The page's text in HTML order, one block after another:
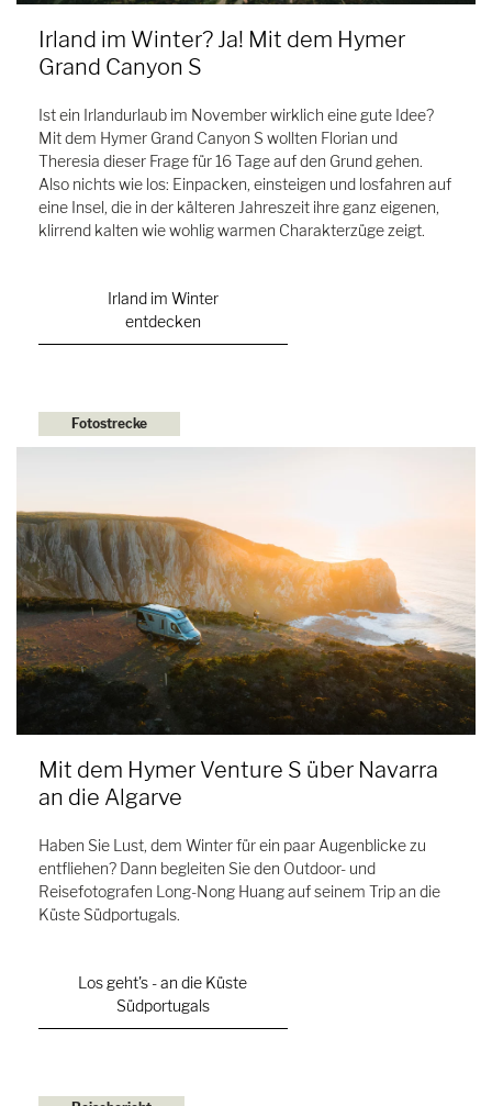
Irland im Winter? Ja! Mit dem Hymer
Grand Canyon S
Ist ein Irlandurlaub im November wirklich eine gute Idee?
Mit dem Hymer Grand Canyon S wollten Florian und
Theresia dieser Frage für 16 Tage auf den Grund gehen.
Also nichts wie los: Einpacken, einsteigen und losfahren auf
eine Insel, die in der kälteren Jahreszeit ihre ganz eigenen,
klirrend kalten wie wohlig warmen Charakterzüge zeigt.
Irland im Winter
entdecken
Fotostrecke
Mit dem Hymer Venture S über Navarra
an die Algarve
Haben Sie Lust, dem Winter für ein paar Augenblicke zu
entfliehen? Dann begleiten Sie den Outdoor- und
Reisefotografen Long-Nong Huang auf seinem Trip an die
Küste Südportugals.
Los geht's - an die Küste
Südportugals